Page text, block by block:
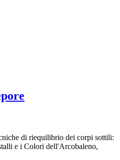
di riequilibrio dei corpi sottili:
e i Colori dell'Arcobaleno,